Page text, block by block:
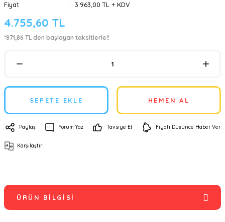
Fiyat
3.963,00 TL + KDV
4.755,60 TL
*871,86 TL den başlayan taksitlerle!!
SEPETE EKLE HEMEN AL
Paylaş Yorum Yaz Tavsiye Et Fiyatı Düşünce Haber Ver
Karşılaştır
ÜRÜN BILGISI